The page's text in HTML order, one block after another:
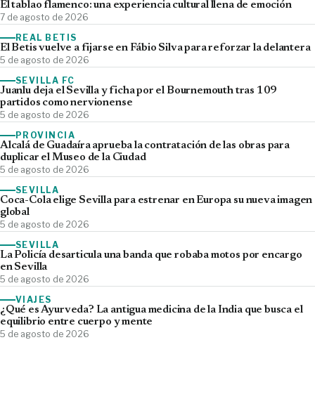
El tablao flamenco: una experiencia cultural llena de emoción
7 de agosto de 2026
REAL BETIS
El Betis vuelve a fijarse en Fábio Silva para reforzar la delantera
5 de agosto de 2026
SEVILLA FC
Juanlu deja el Sevilla y ficha por el Bournemouth tras 109
partidos como nervionense
5 de agosto de 2026
PROVINCIA
Alcalá de Guadaíra aprueba la contratación de las obras para
duplicar el Museo de la Ciudad
5 de agosto de 2026
SEVILLA
Coca-Cola elige Sevilla para estrenar en Europa su nueva imagen
global
5 de agosto de 2026
SEVILLA
La Policía desarticula una banda que robaba motos por encargo
en Sevilla
5 de agosto de 2026
VIAJES
¿Qué es Ayurveda? La antigua medicina de la India que busca el
equilibrio entre cuerpo y mente
5 de agosto de 2026